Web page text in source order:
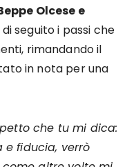
Olcese e
seguito i passi che
rimandando il
in nota per una
che tu mi dica:
e fiducia, verrò